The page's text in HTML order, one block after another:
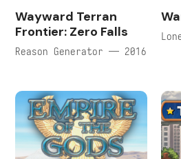
Wayward Terran
Frontier: Zero Falls
Reason Generator — 2016